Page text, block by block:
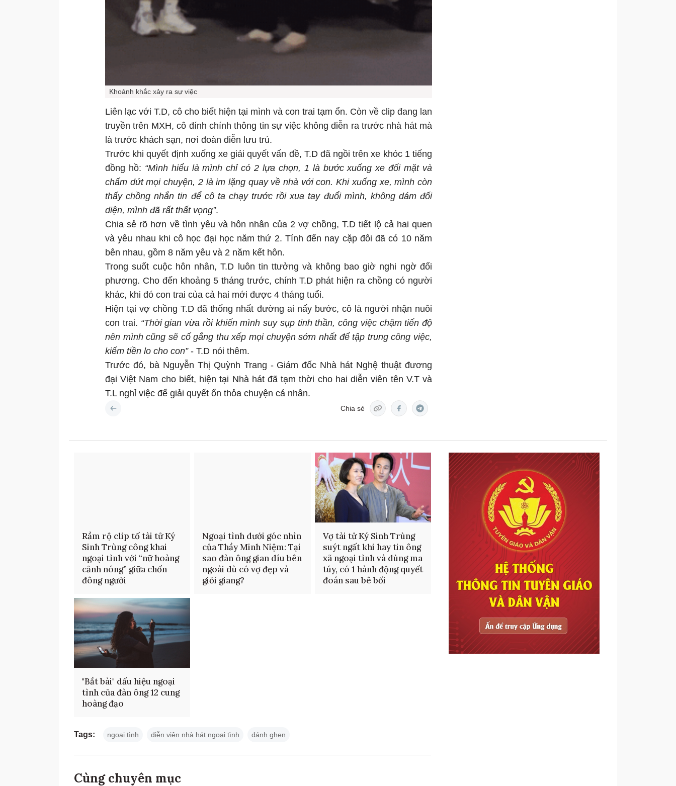
Khoảnh khắc xảy ra sự việc
Liên lạc với T.D, cô cho biết hiện tại mình và con trai tạm ổn. Còn về clip đang lan
truyền trên MXH, cô đính chính thông tin sự việc không diễn ra trước nhà hát mà
là trước khách sạn, nơi đoàn diễn lưu trú.
Trước khi quyết định xuống xe giải quyết vấn đề, T.D đã ngồi trên xe khóc 1 tiếng
đồng hồ: “Mình hiểu là mình chỉ có 2 lựa chọn, 1 là bước xuống xe đối mặt và
chấm dứt mọi chuyện, 2 là im lặng quay về nhà với con.Khi xuống xe, mình còn
thấy chồng nhắn tin để cô ta chạy trước rồi xua tay đuổi mình, không dám đối
diện, mình đã rất thất vọng”.
Chia sẻ rõ hơn về tình yêu và hôn nhân của 2 vợ chồng, T.D tiết lộ cả hai quen
và yêu nhau khi cô học đại học năm thứ 2. Tính đến nay cặp đôi đã có 10 năm
bên nhau, gồm 8 năm yêu và 2 năm kết hôn.
Trong suốt cuộc hôn nhân, T.D luôn tin ttưởng và không bao giờ nghi ngờ đối
phương. Cho đến khoảng 5 tháng trước, chính T.D phát hiện ra chồng có người
khác, khi đó con trai của cả hai mới được 4 tháng tuổi.
Hiện tại vợ chồng T.D đã thống nhất đường ai nấy bước, cô là người nhận nuôi
con trai. “Thời gian vừa rồi khiến mình suy sụp tinh thần, công việc chậm tiến độ
nên mình cũng sẽ cố gắng thu xếp mọi chuyện sớm nhất để tập trung công việc,
kiếm tiền lo cho con”- T.D nói thêm.
Trước đó, bà Nguyễn Thị Quỳnh Trang - Giám đốc Nhà hát Nghệ thuật đương
đại Việt Nam cho biết, hiện tại Nhà hát đã tạm thời cho hai diễn viên tên V.T và
T.L nghỉ việc để giải quyết ổn thỏa chuyện cá nhân.
Chia sẻ
Rầm rộ clip tố tài tử Ký
Sinh Trùng công khai
ngoại tình với “nữ hoàng
cảnh nóng” giữa chốn
đông người
Ngoại tình dưới góc nhìn
của Thầy Minh Niệm: Tại
sao đàn ông gian díu bên
ngoài dù có vợ đẹp và
giỏi giang?
Vợ tài tử Ký Sinh Trùng
suýt ngất khi hay tin ông
xã ngoại tình và dùng ma
túy, có 1 hành động quyết
đoán sau bê bối
"Bắt bài" dấu hiệu ngoại
tình của đàn ông 12 cung
hoàng đạo
Tags: ngoại tình diễn viên nhà hát ngoại tình đánh ghen
Cùng chuyên mục